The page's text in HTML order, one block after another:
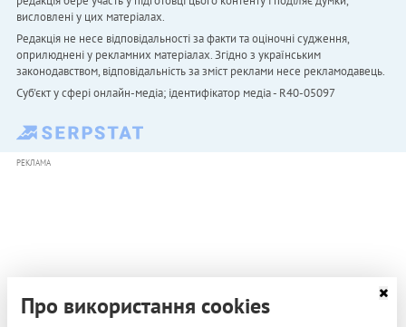
висловлені у цих матеріалах.
Редакція не несе відповідальності за факти та оціночні судження,
оприлюднені у рекламних матеріалах. Згідно з українським
законодавством, відповідальність за зміст реклами несе рекламодавець.
Cуб'єкт у сфері онлайн-медіа; ідентифікатор медіа - R40-05097
РЕКЛАМА
Про використання cookies